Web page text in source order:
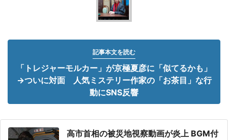
記事本文を読む
「トレジャーモルカー」が京極夏彦に「似てるかも」
→ついに対面 人気ミステリー作家の「お茶目」な行
動にSNS反響
高市首相の被災地視察動画が炎上 BGM付